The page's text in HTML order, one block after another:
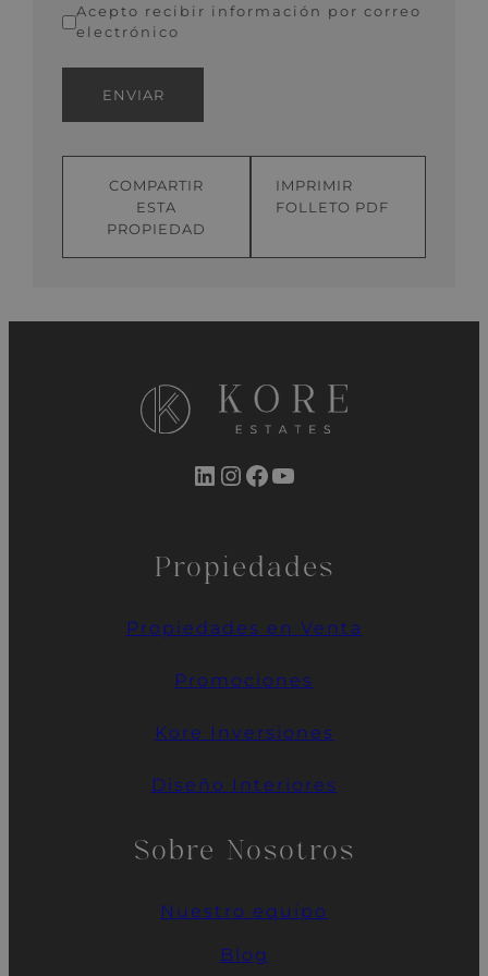
Acepto recibir información por correo
electrónico
ENVIAR
COMPARTIR
ESTA
PROPIEDAD
IMPRIMIR
FOLLETO PDF
LinkedIn InstagramFacebook YouTube
Propiedades
Propiedades en Venta
Promociones
Kore Inversiones
Diseño Interiores
Sobre Nosotros
Nuestro equipo
Blog